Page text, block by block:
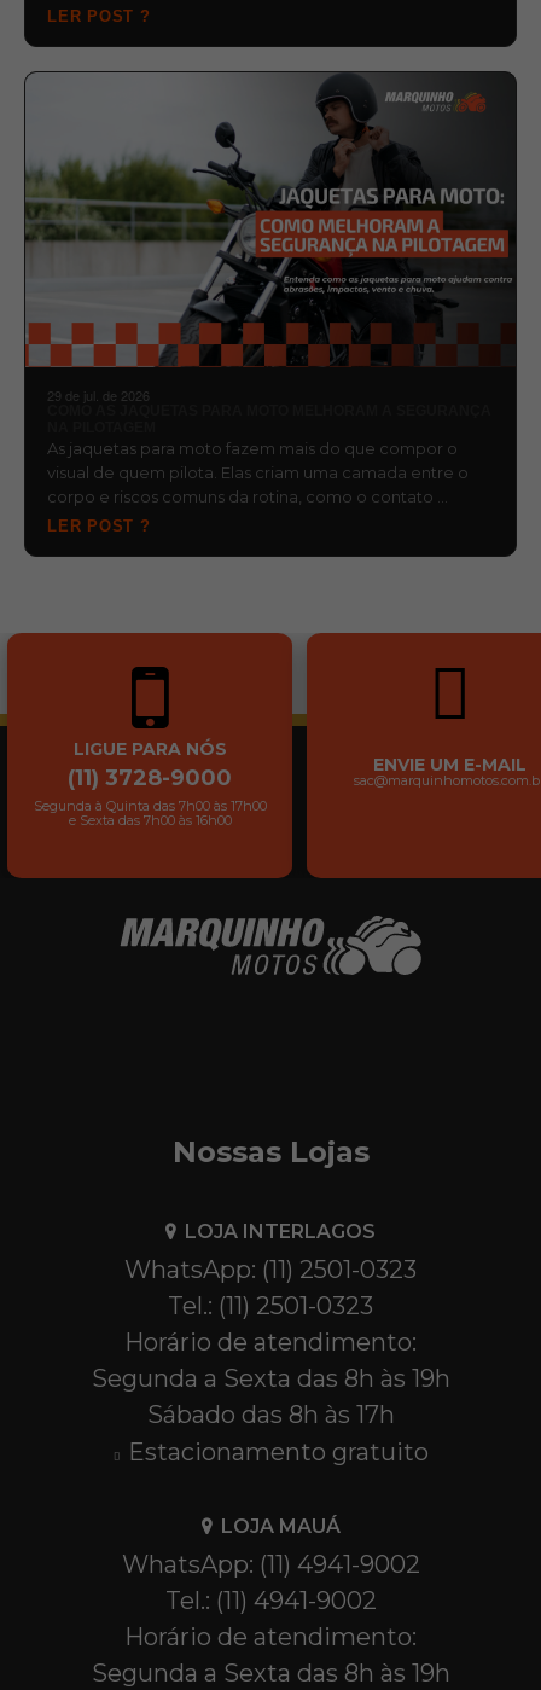
LER POST ?
29 de jul. de 2026
As jaquetas para moto fazem mais do que compor o
visual de quem pilota. Elas criam uma camada entre o
corpo e riscos comuns da rotina, como o contato …
LER POST ?
LIGUE PARA NÓS
(11) 3728-9000
Segunda à Quinta das 7h00 às 17h00
e Sexta das 7h00 às 16h00
ENVIE UM E-MAIL
Nossas Lojas
LOJA INTERLAGOS
WhatsApp: (11) 2501-0323
Tel.: (11) 2501-0323
Horário de atendimento:
Segunda a Sexta das 8h às 19h
Sábado das 8h às 17h
Estacionamento gratuito
LOJA MAUÁ
WhatsApp: (11) 4941-9002
Tel.: (11) 4941-9002
Horário de atendimento:
Segunda a Sexta das 8h às 19h